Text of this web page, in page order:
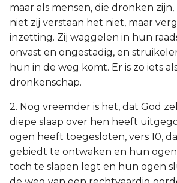
maar als mensen, die dronken
niet zij verstaan het niet, maar
inzetting. Zij waggelen in hun
onvast en ongestadig, en
hun in de weg komt. Er is zo iets
dronkenschap.
2. Nog vreemder is het, dat God
diepe slaap over hen heeft
ogen heeft toegesloten, vers 10,
gebiedt te ontwaken en hun
toch te slapen legt en hun ogen